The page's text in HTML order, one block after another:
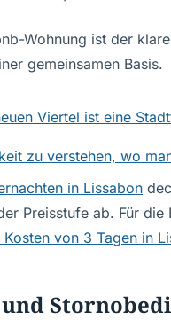
Wohnung ist der
gemeinsamen Basis.
Viertel ist eine
zu verstehen, wo
in Lissabon
Preisstufe ab. Für die
von 3 Tagen in